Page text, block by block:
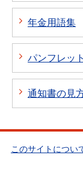
年金用語集
パンフレット
通知書の見
このサイトについ